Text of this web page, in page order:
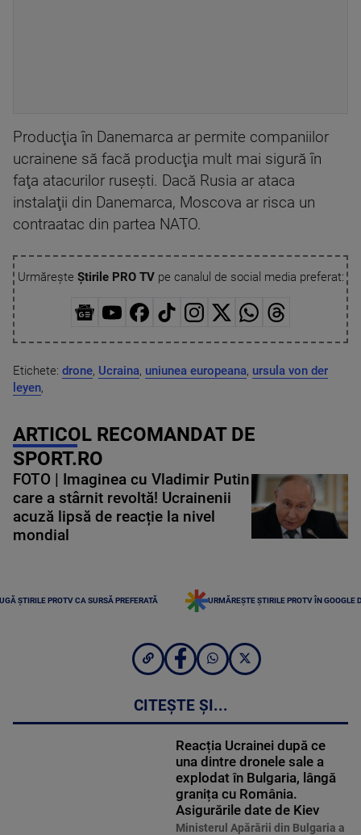
Producţia în Danemarca ar permite companiilor
ucrainene să facă producţia mult mai sigură în
faţa atacurilor ruseşti. Dacă Rusia ar ataca
instalaţii din Danemarca, Moscova ar risca un
contraatac din partea NATO.
Urmărește Știrile PRO TVpe canalul de social media preferat:
Etichete: drone, Ucraina, uniunea europeana, ursula von der
leyen,
ARTICOL RECOMANDAT DE
SPORT.RO
FOTO | Imaginea cu Vladimir Putin
care a stârnit revoltă! Ucrainenii
acuză lipsă de reacție la nivel
mondial
ȘTIRILE PROTV CA SURSĂ PREFERATĂ URMĂREȘTE ȘTIRILE PROTV ÎN GOOGLE
CITEȘTE ȘI...
Reacția Ucrainei după ce
una dintre dronele sale a
explodat în Bulgaria, lângă
granița cu România.
Asigurările date de Kiev
Ministerul Apărării din Bulgaria a